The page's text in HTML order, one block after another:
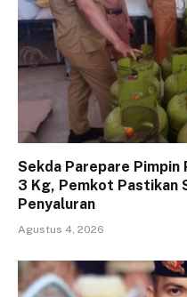
Sekda Parepare Pimpin
3 Kg, Pemkot Pastikan
Penyaluran
Agustus 4, 2026